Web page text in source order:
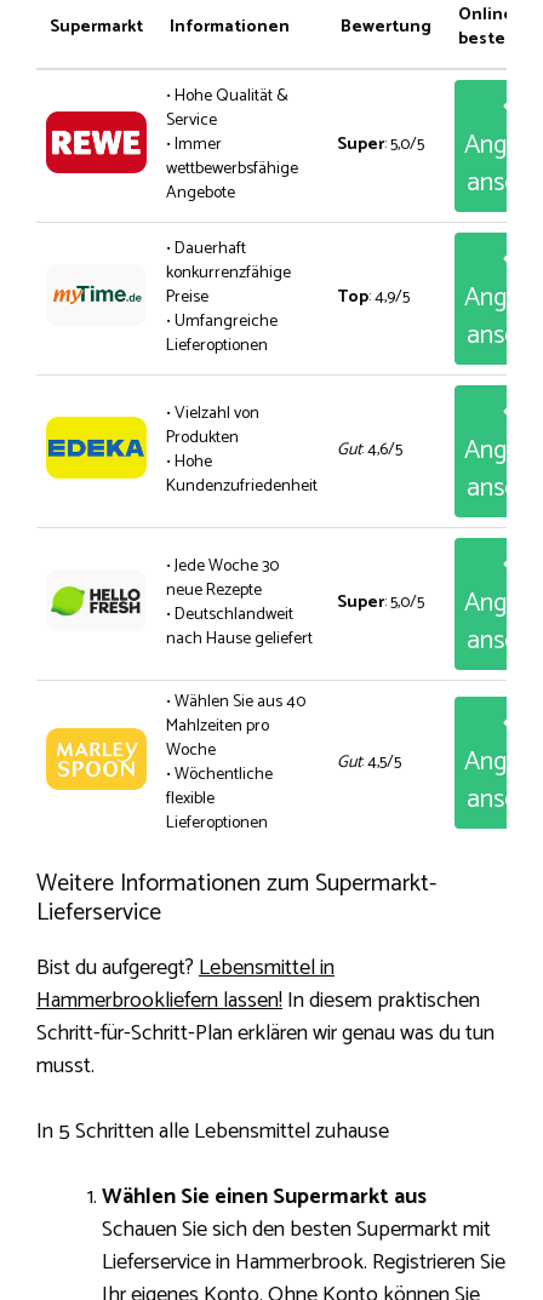
Supermarkt Informationen Bewertung
Online
bestellen
• Hohe Qualität &
Service
• Immer
wettbewerbsfähige
Angebote
Super: 5,0/5
• Dauerhaft
konkurrenzfähige
Preise
• Umfangreiche
Lieferoptionen
Top: 4,9/5
• Vielzahl von
Produkten
• Hohe
Kundenzufriedenheit
Gut: 4,6/5
• Jede Woche 30
neue Rezepte
• Deutschlandweit
nach Hause geliefert
Super: 5,0/5
• Wählen Sie aus 40
Mahlzeiten pro
Woche
• Wöchentliche
flexible
Lieferoptionen
Gut: 4,5/5
Weitere Informationen zum Supermarkt-
Lieferservice
Bist du aufgeregt?Lebensmittel in
Hammerbrookliefern lassen!In diesem praktischen
Schritt-für-Schritt-Plan erklären wir genau was du tun
musst.
In 5 Schritten alle Lebensmittel zuhause
Wählen Sie einen Supermarkt aus
Schauen Sie sich den besten Supermarkt mit
Lieferservice in Hammerbrook. Registrieren Sie